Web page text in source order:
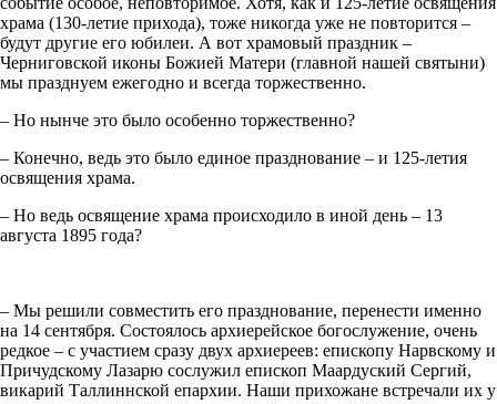
храма (130-летие прихода), тоже никогда уже не повторится –
будут другие его юбилеи. А вот храмовый праздник –
Черниговской иконы Божией Матери (главной нашей святыни)
мы празднуем ежегодно и всегда торжественно.
– Но нынче это было особенно торжественно?
– Конечно, ведь это было единое празднование – и 125-летия
освящения храма.
– Но ведь освящение храма происходило в иной день – 13
августа 1895 года?
– Мы решили совместить его празднование, перенести именно
на 14 сентября. Состоялось архиерейское богослужение, очень
редкое – с участием сразу двух архиереев: епископу Нарвскому и
Причудскому Лазарю сослужил епископ Маардуский Сергий,
викарий Таллиннской епархии. Наши прихожане встречали их у